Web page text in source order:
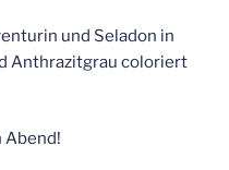
und Seladon in
Anthrazitgrau coloriert
Abend!